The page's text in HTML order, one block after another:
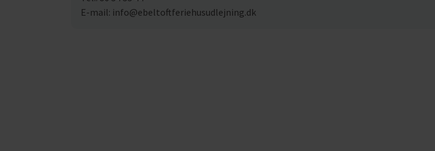
E-mail: info@ebeltoftferiehusudlejning.dk